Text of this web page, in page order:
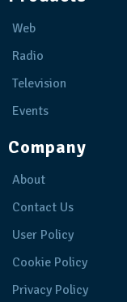
Web
Radio
Television
Events
Company
About
Contact Us
User Policy
Cookie Policy
Privacy Policy